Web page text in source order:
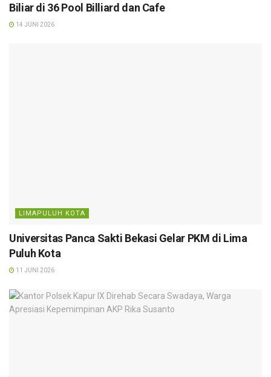
Biliar di 36 Pool Billiard dan Cafe‎
14 JUNI 2026
LIMAPULUH KOTA
Universitas Panca Sakti Bekasi Gelar PKM di Lima
Puluh Kota
11 JUNI 2026